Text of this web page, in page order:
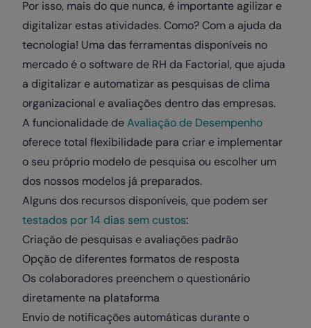
Por isso, mais do que nunca, é importante agilizar e
digitalizar estas atividades. Como? Com a ajuda da
tecnologia! Uma das ferramentas disponíveis no
mercado é o software de RH da Factorial, que ajuda
a digitalizar e automatizar as pesquisas de clima
organizacional e avaliações dentro das empresas.
A funcionalidade deAvaliação de Desempenho
oferece total flexibilidade para criar e implementar
o seu próprio modelo de pesquisa ou escolher um
dos nossos modelos já preparados.
Alguns dos recursos disponíveis, que podem ser
testados por 14 dias sem custos:
Criação de pesquisas e avaliações padrão
Opção de diferentes formatos de resposta
Os colaboradores preenchem o questionário
diretamente na plataforma
Envio de notificações automáticas durante o